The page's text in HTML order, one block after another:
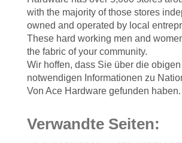
with the majority of those stores
owned and operated by local
These hard working men and
the fabric of your community.
Wir hoffen, dass Sie über die
notwendigen Informationen zu
Von Ace Hardware gefunden haben.
Verwandte Seiten: